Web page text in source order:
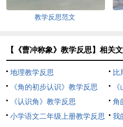
教学反思范文
【《曹冲称象》教学反思】相关文
地理教学反思
比
《角的初步认识》教学反思
《认识角》教学反思
角
小学语文二年级上册教学反思
我